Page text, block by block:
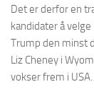
Det er derfor en
kandidater å
Trump den minst
Liz Cheney i
vokser frem i USA.